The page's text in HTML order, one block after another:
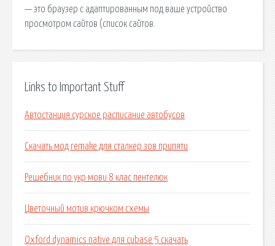
— это браузер с адаптированным под ваше устройство
просмотром сайтов (список сайтов.
Links to Important Stuff
Автостанция сурское расписание автобусов
Скачать мод remake для сталкер зов припяти
Решебник по укр мови 8 клас пентелюк
Цветочный мотив крючком схемы
Oxford dynamics native для cubase 5 скачать